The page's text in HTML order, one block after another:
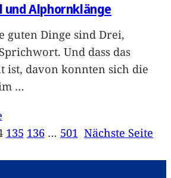
Alphornklänge
guten Dinge sind Drei,
Und dass das
ist, davon konnten sich die
…
135 136 … 501 Nächste Seite